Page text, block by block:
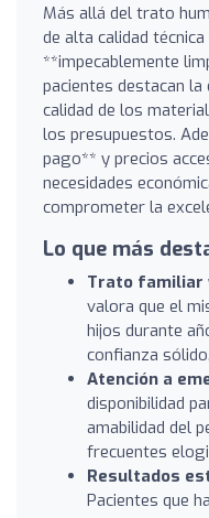
Más allá del trato
de alta calidad
**impecablemente
pacientes destacan
calidad de los
los presupuestos.
pago** y precios
necesidades
comprometer la
Lo que más
Trato familiar
valora que el
hijos durante
confianza sólido.
Atención a
disponibilidad
amabilidad del
frecuentes
Resultados
Pacientes que